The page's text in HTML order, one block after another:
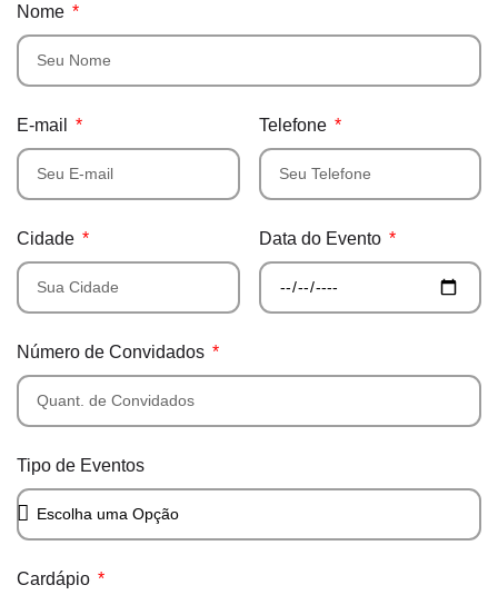
Nome
E-mail Telefone
Cidade Data do Evento
Número de Convidados
Tipo de Eventos
Cardápio